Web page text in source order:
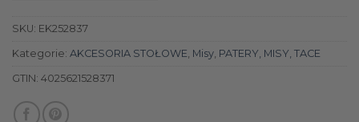
SKU: EK252837
Kategorie: AKCESORIA STOŁOWE Misy PATERY, MISY, TACE
GTIN: 4025621528371